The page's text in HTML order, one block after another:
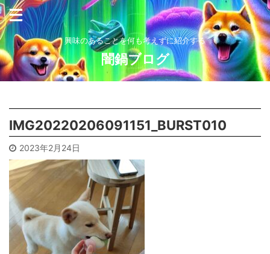
興味のあることを何も考えずに紹介する
闇鍋ブログ
IMG20220206091151_BURST010
2023年2月24日